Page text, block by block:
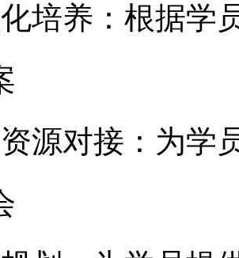
化培养：根据学
资源对接：为学